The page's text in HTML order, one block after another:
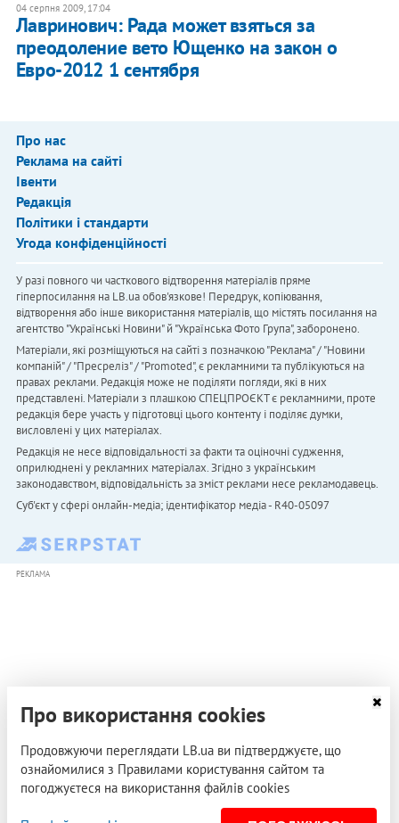
04 серпня 2009, 17:04
Лавринович: Рада может взяться за
преодоление вето Ющенко на закон о
Евро-2012 1 сентября
Про нас
Реклама на сайті
Івенти
Редакція
Політики і стандарти
Угода конфіденційності
У разі повного чи часткового відтворення матеріалів пряме
гіперпосилання на LB.ua обов'язкове! Передрук, копіювання,
відтворення або інше використання матеріалів, що містять посилання на
агентство "Українськi Новини" й "Українська Фото Група", заборонено.
Матеріали, які розміщуються на сайті з позначкою "Реклама" / "Новини
компаній" / "Пресреліз" / "Promoted", є рекламними та публікуються на
правах реклами. Редакція може не поділяти погляди, які в них
представлені. Матеріали з плашкою СПЕЦПРОЄКТ є рекламними, проте
редакція бере участь у підготовці цього контенту і поділяє думки,
висловлені у цих матеріалах.
Редакція не несе відповідальності за факти та оціночні судження,
оприлюднені у рекламних матеріалах. Згідно з українським
законодавством, відповідальність за зміст реклами несе рекламодавець.
Cуб'єкт у сфері онлайн-медіа; ідентифікатор медіа - R40-05097
РЕКЛАМА
Про використання cookies
Продовжуючи переглядати LB.ua ви підтверджуєте, що
ознайомилися з Правилами користування сайтом та
погоджуєтеся на використання файлів cookies